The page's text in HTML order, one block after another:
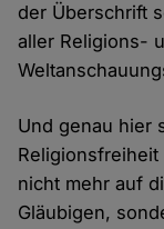
der Überschrift
aller Religions-
Und genau hier
nicht mehr auf
Gläubigen,